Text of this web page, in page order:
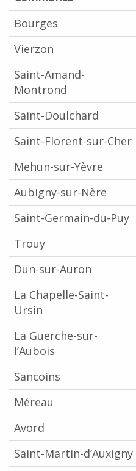
Bourges
Vierzon
Saint-Amand-
Montrond
Saint-Doulchard
Saint-Florent-sur-Cher
Mehun-sur-Yèvre
Aubigny-sur-Nère
Saint-Germain-du-Puy
Trouy
Dun-sur-Auron
La Chapelle-Saint-
Ursin
La Guerche-sur-
l’Aubois
Sancoins
Méreau
Avord
Saint-Martin-d’Auxigny